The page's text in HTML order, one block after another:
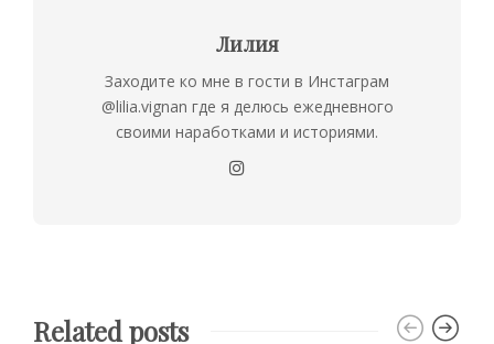
Лилия
Заходите ко мне в гости в Инстаграм
@lilia.vignan где я делюсь ежедневного
своими наработками и историями.
Related posts